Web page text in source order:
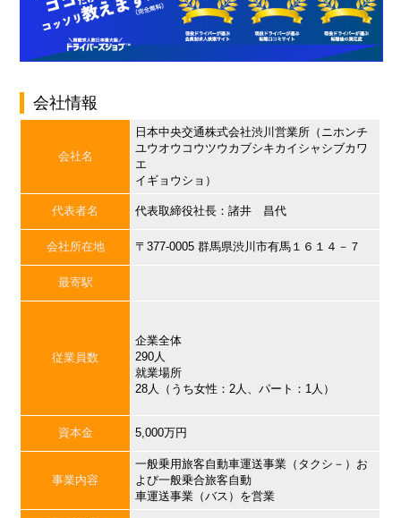
会社情報
会社名
日本中央交通株式会社渋川営業所（ニホンチ
ユウオウコウツウカブシキカイシャシブカワ
エ
イギョウショ）
代表者名 代表取締役社長：諸井 昌代
会社所在地 〒377-0005 群馬県渋川市有馬１６１４－７
最寄駅
従業員数
企業全体
290人
就業場所
28人（うち女性：2人、パート：1人）
資本金 5,000万円
事業内容
一般乗用旅客自動車運送事業（タクシ－）お
よび一般乗合旅客自動
車運送事業（バス）を営業